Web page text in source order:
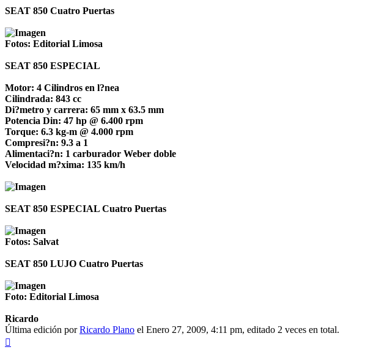
SEAT 850 Cuatro Puertas
Fotos: Editorial Limosa
SEAT 850 ESPECIAL
Motor: 4 Cilindros en l?nea
Cilindrada: 843 cc
Di?metro y carrera: 65 mm x 63.5 mm
Potencia Din: 47 hp @ 6.400 rpm
Torque: 6.3 kg-m @ 4.000 rpm
Compresi?n: 9.3 a 1
Alimentaci?n: 1 carburador Weber doble
Velocidad m?xima: 135 km/h
SEAT 850 ESPECIAL Cuatro Puertas
Fotos: Salvat
SEAT 850 LUJO Cuatro Puertas
Foto: Editorial Limosa
Ricardo
Última edición porRicardo Plano el Enero 27, 2009, 4:11 pm, editado 2 veces en total.